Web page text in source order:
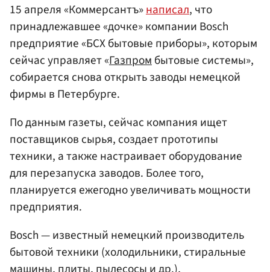
15 апреля «Коммерсантъ»написал, что
принадлежавшее «дочке» компании Bosch
предприятие «БСХ бытовые приборы», которым
сейчас управляет «Газпромбытовые системы»,
собирается снова открыть заводы немецкой
фирмы в Петербурге.
По данным газеты, сейчас компания ищет
поставщиков сырья, создает прототипы
техники, а также настраивает оборудование
для перезапуска заводов. Более того,
планируется ежегодно увеличивать мощности
предприятия.
Bosch — известный немецкий производитель
бытовой техники (холодильники, стиральные